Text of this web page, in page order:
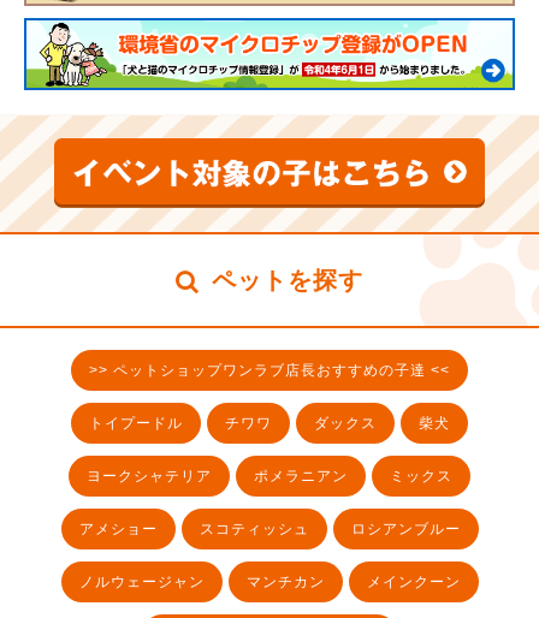
ペットを探す
>> ペットショップワンラブ店長おすすめの子達 <<
トイプードル チワワ ダックス 柴犬
ヨークシャテリア ポメラニアン ミックス
アメショー スコティッシュ ロシアンブルー
ノルウェージャン マンチカン メインクーン